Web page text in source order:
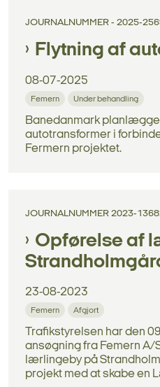
JOURNALNUMMER - 2025-
Flytning af
08-07-2025
Femern Under behandling
Banedanmark
autotransformer i
Fermern projektet.
JOURNALNUMMER 2023-
Opførelse af
23-08-2023
Femern Afgjort
Trafikstyrelsen har den
ansøgning fra Femern A/
lærlingeby på
projekt med at skabe en